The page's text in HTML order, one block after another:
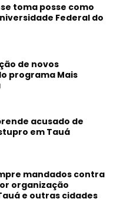
toma posse como
Federal do
de novos
programa Mais
acusado de
em Tauá
mandados contra
organização
e outras cidades